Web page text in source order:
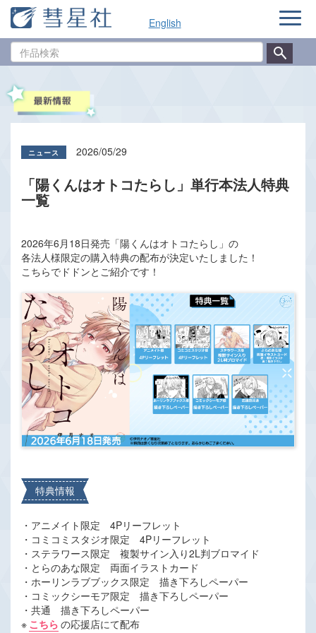
English
品
ナ
ゲ
2026/05/29
「陽くんはオトコたらし」単行本法人特典
一覧
2026年6月18日発売「陽くんはオトコたらし」の
各法人様限定の購入特典の配布が決定いたしました！
こちらでドドンとご紹介です！
特典情報
・アニメイト限定 4Pリーフレット
・コミコミスタジオ限定 4Pリーフレット
・ステラワース限定 複製サイン入り2L判ブロマイド
・とらのあな限定 両面イラストカード
・ホーリンラブブックス限定 描き下ろしペーパー
・コミックシーモア限定 描き下ろしペーパー
・共通 描き下ろしペーパー
※ こちら の応援店にて配布